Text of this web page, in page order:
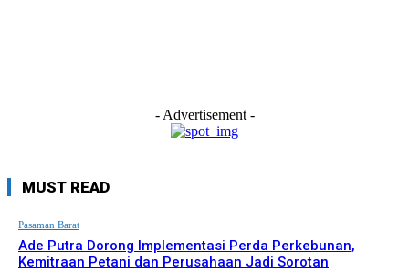
- Advertisement -
MUST READ
Pasaman Barat
Ade Putra Dorong Implementasi Perda Perkebunan,
Kemitraan Petani dan Perusahaan Jadi Sorotan